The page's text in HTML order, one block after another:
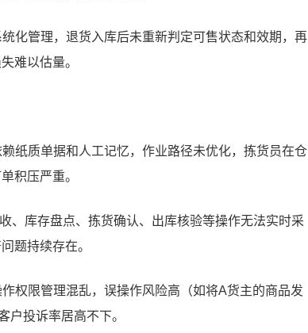
化管理，退货入库后未重新判定可售状态和效期，再
难以估量。
纸质单据和人工记忆，作业路径未优化，拣货员在仓
积压严重。
、库存盘点、拣货确认、出库核验等操作无法实时采
题持续存在。
权限管理混乱，误操作风险高（如将A货主的商品发
户投诉率居高不下。